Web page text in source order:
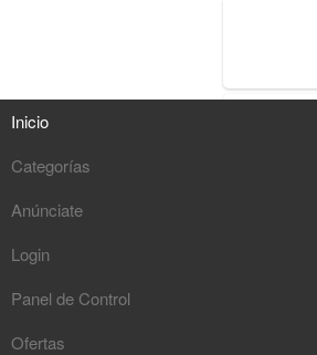
Inicio
Categorías
Anúnciate
Login
Panel de Control
Ofertas